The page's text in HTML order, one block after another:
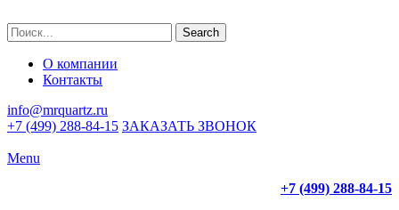
Search
О компании
Контакты
info@mrquartz.ru
+7 (499) 288-84-15 ЗАКАЗАТЬ ЗВОНОК
Menu
+7 (499) 288-84-15